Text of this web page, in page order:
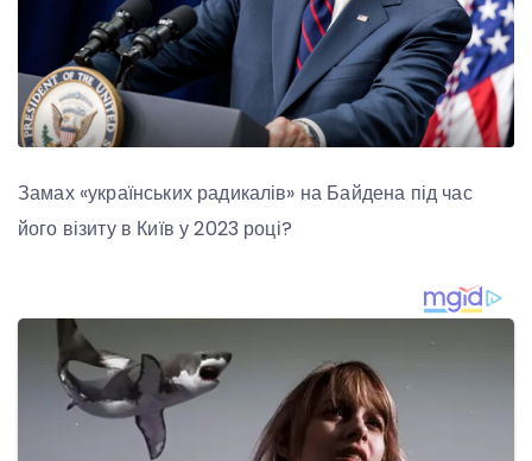
Замах «українських радикалів» на Байдена під час
його візиту в Київ у 2023 році?